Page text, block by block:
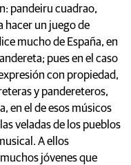
pandeiru cuadrao,
hacer un juego de
mucho de España, en
pues en el caso
con propiedad,
y pandereteros,
en el de esos músicos
veladas de los pueblos
A ellos
jóvenes que